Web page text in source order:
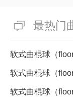
最热门
软式曲棍球（
软式曲棍球（
软式曲棍球（